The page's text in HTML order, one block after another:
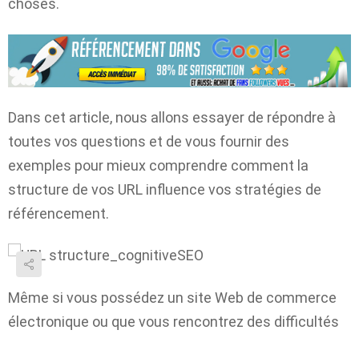
choses.
Dans cet article, nous allons essayer de répondre à
toutes vos questions et de vous fournir des
exemples pour mieux comprendre comment la
structure de vos URL influence vos stratégies de
référencement.
Même si vous possédez un site Web de commerce
électronique ou que vous rencontrez des difficultés